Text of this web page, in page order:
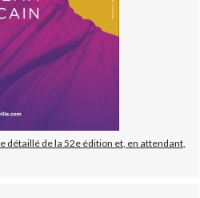
détaillé de la 52e édition et, en attendant,